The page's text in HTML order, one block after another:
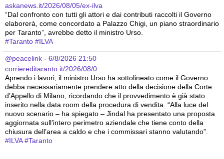
askanews.it/2026/08/05/ex-ilva
“Dal confronto con tutti gli attori e dai contributi raccolti il Governo
elaborerà, come concordato a Palazzo Chigi, un piano straordinario
per Taranto”, avrebbe detto il ministro Urso.
#Taranto #ILVA
@peacelink - 6/8/2026 21:50
corriereditaranto.it/2026/08/0
Aprendo i lavori, il ministro Urso ha sottolineato come il Governo
debba necessariamente prendere atto della decisione della Corte
d’Appello di Milano, ricordando che il provvedimento è già stato
inserito nella data room della procedura di vendita. “Alla luce del
nuovo scenario – ha spiegato – Jindal ha presentato una proposta
aggiornata sull’intero perimetro aziendale che tiene conto della
chiusura dell’area a caldo e che i commissari stanno valutando”.
#ILVA #Taranto